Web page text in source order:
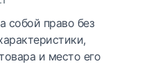
собой право без
и место его